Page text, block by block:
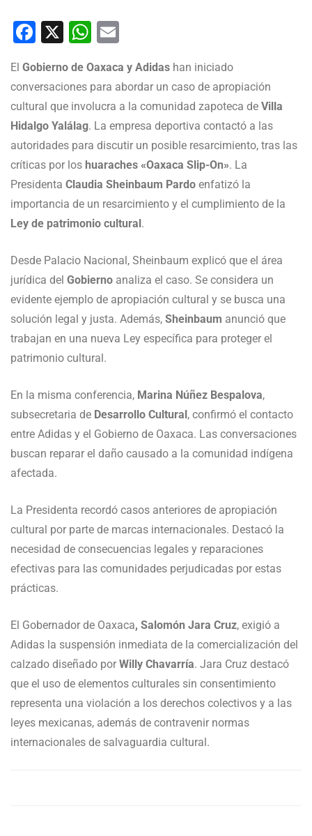
Facebook
X WhatsApp
El Gobierno de Oaxaca y Adidas han iniciado
conversaciones para abordar un caso de apropiación
cultural que involucra a la comunidad zapoteca de Villa
Hidalgo Yalálag. La empresa deportiva contactó a las
autoridades para discutir un posible resarcimiento, tras las
críticas por los huaraches «Oaxaca Slip-On». La
Presidenta Claudia Sheinbaum Pardo enfatizó la
importancia de un resarcimiento y el cumplimiento de la
Ley de patrimonio cultural.
Desde Palacio Nacional, Sheinbaum explicó que el área
jurídica del Gobierno analiza el caso. Se considera un
evidente ejemplo de apropiación cultural y se busca una
solución legal y justa. Además, Sheinbaum anunció que
trabajan en una nueva Ley específica para proteger el
patrimonio cultural.
En la misma conferencia, Marina Núñez Bespalova,
subsecretaria de Desarrollo Cultural, confirmó el contacto
entre Adidas y el Gobierno de Oaxaca. Las conversaciones
buscan reparar el daño causado a la comunidad indígena
afectada.
La Presidenta recordó casos anteriores de apropiación
cultural por parte de marcas internacionales. Destacó la
necesidad de consecuencias legales y reparaciones
efectivas para las comunidades perjudicadas por estas
prácticas.
El Gobernador de Oaxaca, Salomón Jara Cruz, exigió a
Adidas la suspensión inmediata de la comercialización del
calzado diseñado por Willy Chavarría. Jara Cruz destacó
que el uso de elementos culturales sin consentimiento
representa una violación a los derechos colectivos y a las
leyes mexicanas, además de contravenir normas
internacionales de salvaguardia cultural.